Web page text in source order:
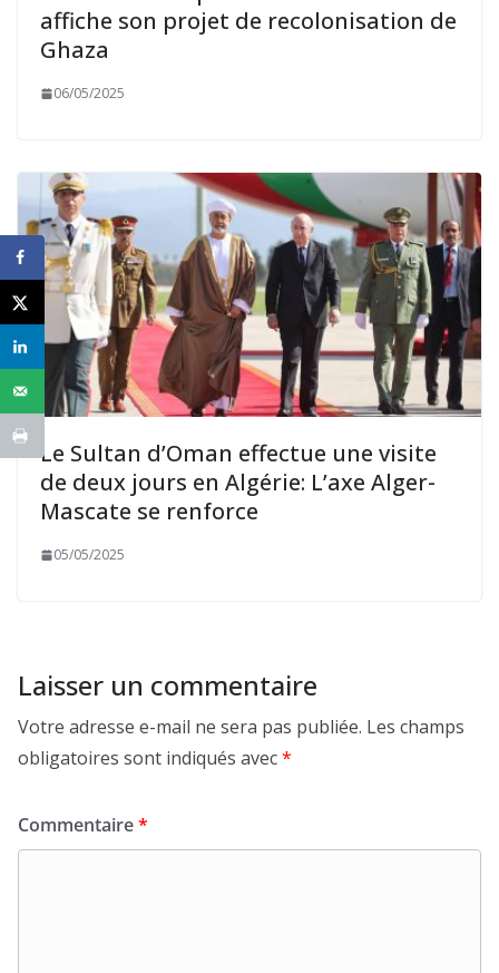
affiche son projet de recolonisation de
Ghaza
06/05/2025
Le Sultan d’Oman effectue une visite
de deux jours en Algérie: L’axe Alger-
Mascate se renforce
05/05/2025
Laisser un commentaire
Votre adresse e-mail ne sera pas publiée. Les champs
obligatoires sont indiqués avec*
Commentaire*